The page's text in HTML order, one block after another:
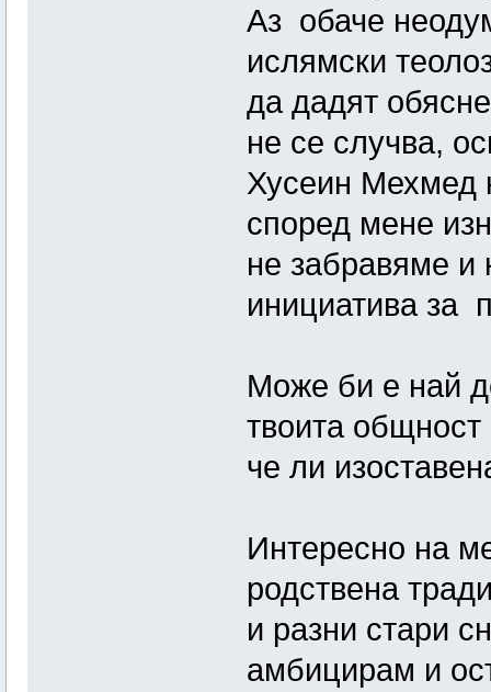
Аз обаче
ислямски
да дадят
не се случва,
Хусеин Мехмед
според мене
не забравяме и
инициатива за
Може би е най
твоита общност
че ли
Интересно на
родствена
и разни стари
амбицирам и